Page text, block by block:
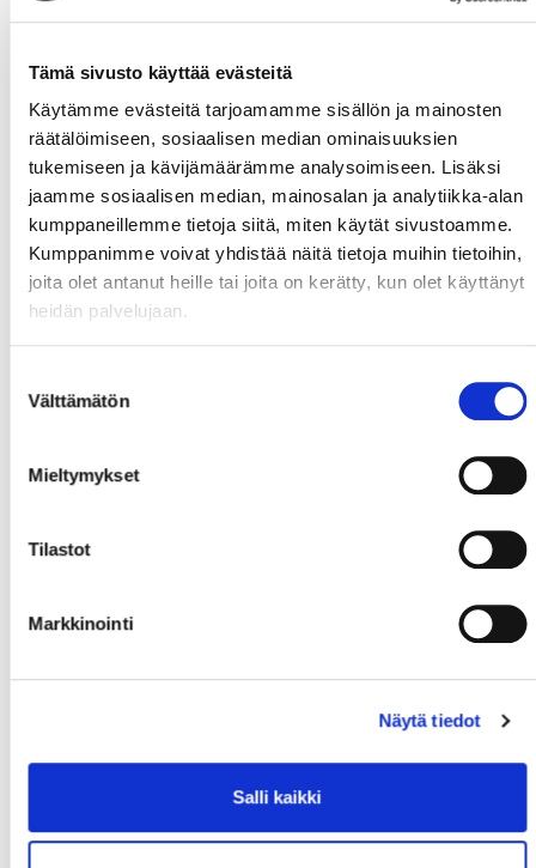
Tämä sivusto käyttää evästeitä
Käytämme evästeitä tarjoamamme sisällön ja mainosten
räätälöimiseen, sosiaalisen median ominaisuuksien
tukemiseen ja kävijämäärämme analysoimiseen. Lisäksi
jaamme sosiaalisen median, mainosalan ja analytiikka-alan
kumppaneillemme tietoja siitä, miten käytät sivustoamme.
Kumppanimme voivat yhdistää näitä tietoja muihin tietoihin,
joita olet antanut heille tai joita on kerätty, kun olet käyttänyt
heidän palvelujaan.
valinta
Välttämätön
Mieltymykset
Tilastot
Markkinointi
Näytä tiedot
Salli kaikki
48.06 3-3 JYP-A Joose Antonen (Henri Kanninen, Aleksi
Salonen)
62.43 4-3 Sport Marko Luomala (John Henrion, Lassi
Sport Joonas Kuusela 8+11+11+1= 31 räddningar
Juhana Aho 11+8+9+2= 30 räddningar